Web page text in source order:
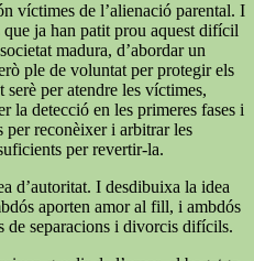
víctimes de l’alienació parental. I
que ja han patit prou aquest difícil
madura, d’abordar un
ple de voluntat per protegir els
per atendre les víctimes,
la detecció en les primeres fases i
per reconèixer i arbitrar les
per revertir-la.
d’autoritat. I desdibuixa la idea
aporten amor al fill, i ambdós
de separacions i divorcis difícils.